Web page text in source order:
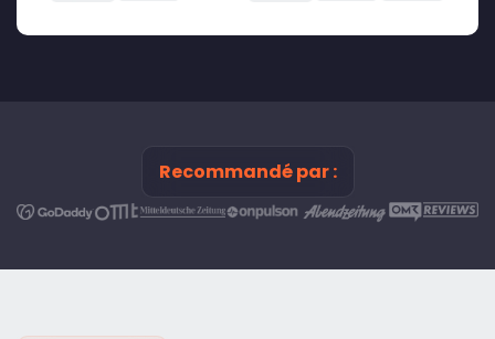
Recommandé par :